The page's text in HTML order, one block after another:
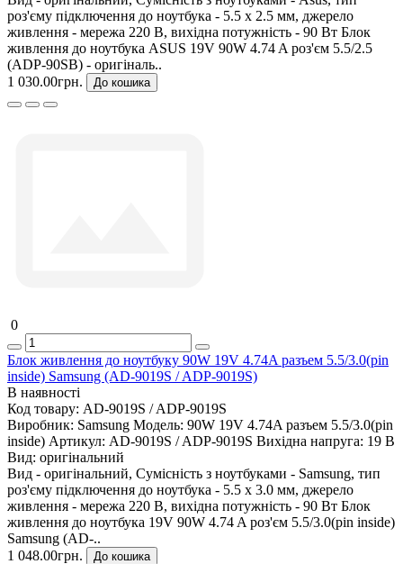
роз'єму підключення до ноутбука - 5.5 x 2.5 мм, джерело
живлення - мережа 220 В, вихідна потужність - 90 Вт Блок
живлення до ноутбука ASUS 19V 90W 4.74 A роз'єм 5.5/2.5
(ADP-90SB) - оригіналь..
1 030.00грн.
До кошика
0
Блок живлення до ноутбуку 90W 19V 4.74A разъем 5.5/3.0(pin
inside) Samsung (AD-9019S / ADP-9019S)
В наявності
Код товару: AD-9019S / ADP-9019S
Виробник: Samsung Модель: 90W 19V 4.74A разъем 5.5/3.0(pin
inside) Артикул: AD-9019S / ADP-9019S Вихідна напруга: 19 В
Вид: оригінальний
Вид - оригінальний, Сумісність з ноутбуками - Samsung, тип
роз'єму підключення до ноутбука - 5.5 x 3.0 мм, джерело
живлення - мережа 220 В, вихідна потужність - 90 Вт Блок
живлення до ноутбука 19V 90W 4.74 A роз'єм 5.5/3.0(pin inside)
Samsung (AD-..
1 048.00грн.
До кошика